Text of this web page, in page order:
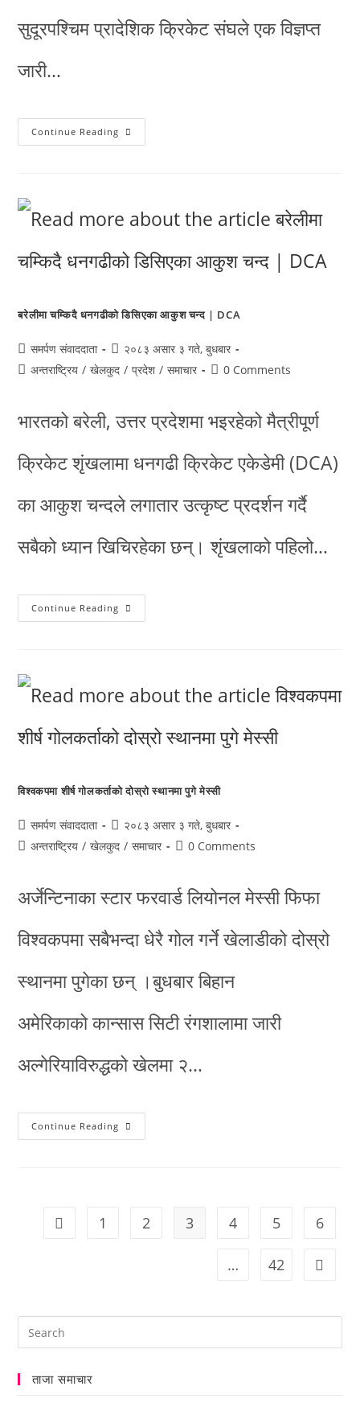
सुदूरपश्चिम प्रादेशिक क्रिकेट संघले एक विज्ञप्त
जारी…
Continue Reading
बरेलीमा चम्किदै धनगढीको डिसिएका आकुश चन्द | DCA
समर्पण संवाददाता
२०८३ असार ३ गते, बुधबार
अन्तराष्ट्रिय / खेलकुद / प्रदेश / समाचार 0 Comments
भारतको बरेली, उत्तर प्रदेशमा भइरहेको मैत्रीपूर्ण
क्रिकेट शृंखलामा धनगढी क्रिकेट एकेडेमी (DCA)
का आकुश चन्दले लगातार उत्कृष्ट प्रदर्शन गर्दै
सबैको ध्यान खिचिरहेका छन्। शृंखलाको पहिलो…
Continue Reading
विश्वकपमा शीर्ष गोलकर्ताको दोस्रो स्थानमा पुगे मेस्सी
समर्पण संवाददाता
२०८३ असार ३ गते, बुधबार
अन्तराष्ट्रिय / खेलकुद / समाचार 0 Comments
अर्जेन्टिनाका स्टार फरवार्ड लियोनल मेस्सी फिफा
विश्वकपमा सबैभन्दा धेरै गोल गर्ने खेलाडीको दोस्रो
स्थानमा पुगेका छन् ।बुधबार बिहान
अमेरिकाको कान्सास सिटी रंगशालामा जारी
अल्गेरियाविरुद्धको खेलमा २…
Continue Reading
1 2 3 4 5 6
… 42
ताजा समाचार